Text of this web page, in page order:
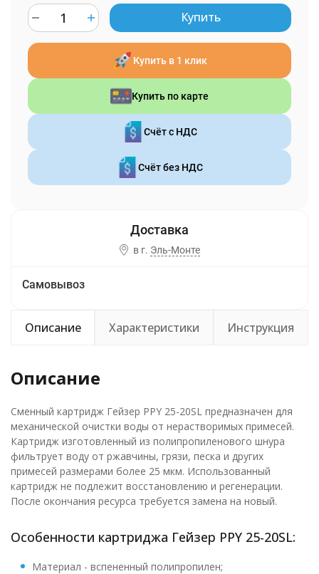
Купить
Купить в 1 клик
Купить по карте
Счёт с НДС
Счёт без НДС
в г. Эль-Монте
Самовывоз
Описание Характеристики Инструкция
Описание
Сменный картридж Гейзер PPY 25-20SL предназначен для
механической очистки воды от нерастворимых примесей.
Картридж изготовленный из полипропиленового шнура
фильтрует воду от ржавчины, грязи, песка и других
примесей размерами более 25 мкм. Использованный
картридж не подлежит восстановлению и регенерации.
После окончания ресурса требуется замена на новый.
Особенности картриджа Гейзер PPY 25-20SL:
Материал - вспененный полипропилен;